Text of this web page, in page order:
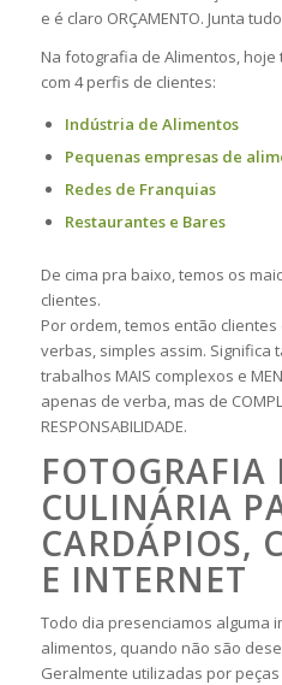
e é claro ORÇAMENTO. Junta
Na fotografia de Alimentos,
com 4 perfis de clientes:
Indústria de Alimentos
Pequenas empresas de
Redes de Franquias
Restaurantes e Bares
De cima pra baixo, temos os
clientes.
Por ordem, temos então clientes
verbas, simples assim. Significa
trabalhos MAIS complexos e
apenas de verba, mas de
RESPONSABILIDADE.
FOTOGRAFIA
CULINÁRIA
CARDÁPIOS,
E INTERNET
Todo dia presenciamos alguma
alimentos, quando não são
Geralmente utilizadas por